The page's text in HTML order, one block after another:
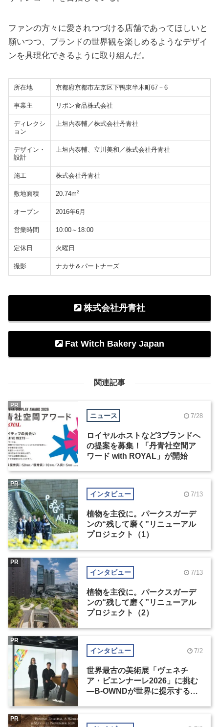
ファンの方々に愛されつづける店舗であってほしいと
願いつつ、ブランドの世界観を楽しめるようなデザイ
ンを具現化できるように取り組んだ。
所在地 京都府京都市左京区下鴨東半木町67－6
事業主 リボン食品株式会社
ディレクシ
ョン
上垣内泰輔／株式会社丹青社
デザイン・
設計
上垣内泰輔、立川美和／株式会社丹青社
施工 株式会社丹青社
敷地面積 20.74m2
オープン 2016年6月
営業時間 10:00～18:00
定休日 火曜日
撮影 ナカサ＆パートナーズ
株式会社丹青社
Fat Witch Bakery Japan
関連記事
ニュース 7/28
ロイヤルホストなど3ブランドへ
の提案を募集！「丹青社空間ア
ワード with ROYAL」が開始
PR
インタビュー 7/13
植物を主役に。パークスガーデ
ンの“残して磨く”リニューアル
プロジェクト（1）
PR
インタビュー 7/13
植物を主役に。パークスガーデ
ンの“残して磨く”リニューアル
プロジェクト（2）
PR
インタビュー 7/2
世界最古の美術展「ヴェネチ
ア・ビエンナーレ2026」に挑む
―B-OWNDが世界に提示する美
PR
PR